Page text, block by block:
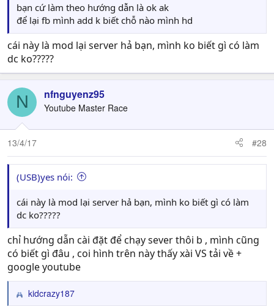
bạn cứ làm theo hướng dẫn là ok ak
để lại fb mình add k biết chỗ nào mình hd
cái này là mod lại server hả bạn, mình ko biết gì có làm
dc ko?????
N nfnguyenz95
Youtube Master Race
13/4/17 #28
(USB)yes nói:
cái này là mod lại server hả bạn, mình ko biết gì có làm
dc ko?????
chỉ hướng dẫn cài đặt để chạy sever thôi b , mình cũng
có biết gì đâu , coi hình trên này thấy xài VS tải về +
google youtube
R
kidcrazy187